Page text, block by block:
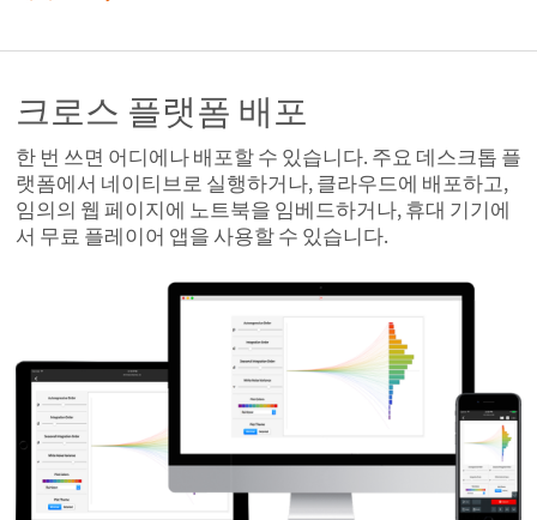
크로스 플랫폼 배포
한 번 쓰면 어디에나 배포할 수 있습니다. 주요 데스크톱 플
랫폼에서 네이티브로 실행하거나, 클라우드에 배포하고,
임의의 웹 페이지에 노트북을 임베드하거나, 휴대 기기에
서 무료 플레이어 앱을 사용할 수 있습니다.